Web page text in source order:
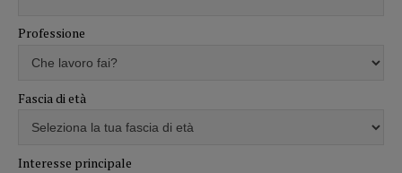
Professione
Fascia di età
Interesse principale